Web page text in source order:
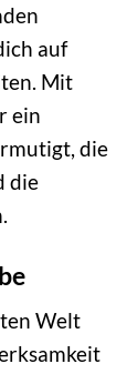
auf
Mit
ein
die
die
Welt